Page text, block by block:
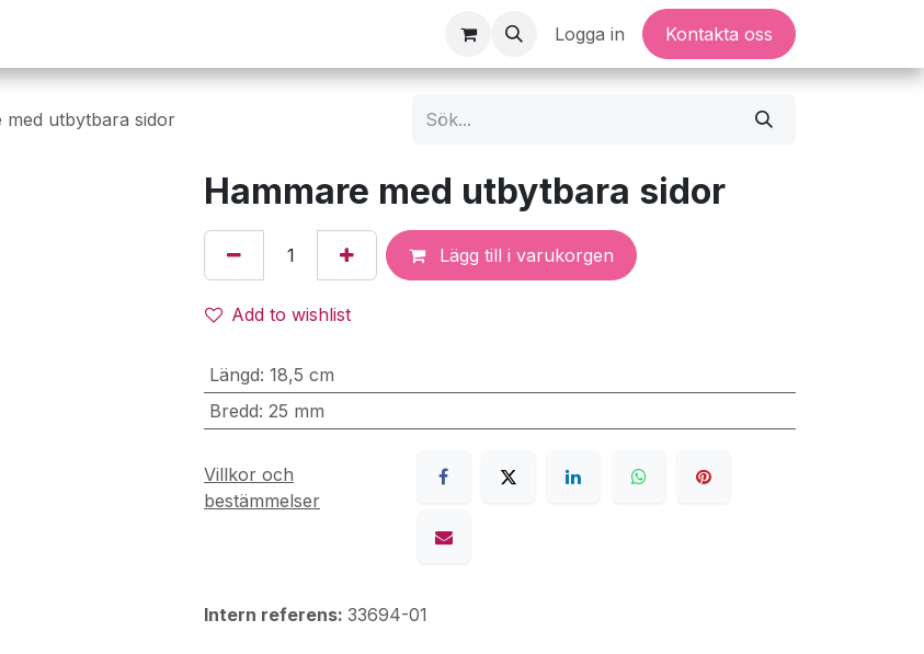
Logga in Kontakta oss
med utbytbara sidor
Hammare med utbytbara sidor
Lägg till i varukorgen
Add to wishlist
Längd: 18,5 cm
Bredd: 25 mm
Villkor och
bestämmelser
Intern referens: 33694-01